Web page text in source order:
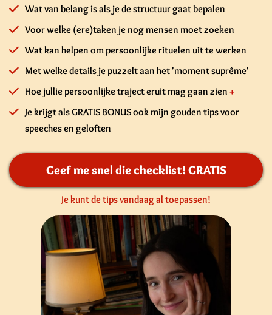
Wat van belang is als je de structuur gaat bepalen
Voor welke (ere)taken je nog mensen moet zoeken
Wat kan helpen om persoonlijke rituelen uit te werken
Met welke details je puzzelt aan het 'moment suprême'
Hoe jullie persoonlijke traject eruit mag gaan zien +
Je krijgt als GRATIS BONUS ook mijn gouden tips voor
speeches en geloften
Geef me snel die checklist! GRATIS
Je kunt de tips vandaag al toepassen!